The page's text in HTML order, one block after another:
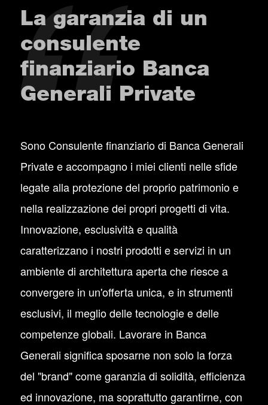
La garanzia di un
consulente
finanziario Banca
Generali Private
Sono Consulente finanziario di Banca Generali
Private e accompagno i miei clienti nelle sfide
legate alla protezione del proprio patrimonio e
nella realizzazione dei propri progetti di vita.
Innovazione, esclusività e qualità
caratterizzano i nostri prodotti e servizi in un
ambiente di architettura aperta che riesce a
convergere in un'offerta unica, e in strumenti
esclusivi, il meglio delle tecnologie e delle
competenze globali. Lavorare in Banca
Generali significa sposarne non solo la forza
del "brand" come garanzia di solidità, efficienza
ed innovazione, ma soprattutto garantirne, con